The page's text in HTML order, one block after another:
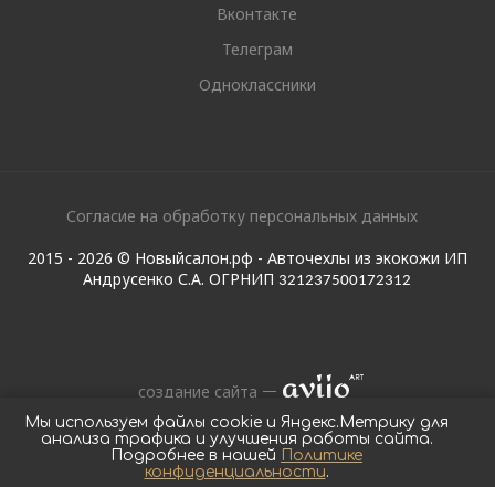
Вконтакте
Телеграм
Одноклассники
Согласие на обработку персональных данных
2015 - 2026 © Новыйсалон.рф - Авточехлы из экокожи ИП
Андрусенко С.А. ОГРНИП 321237500172312
создание сайта
Мы используем файлы cookie и Яндекс.Метрику для
анализа трафика и улучшения работы сайта.
Подробнее в нашей
Политике
конфиденциальности.